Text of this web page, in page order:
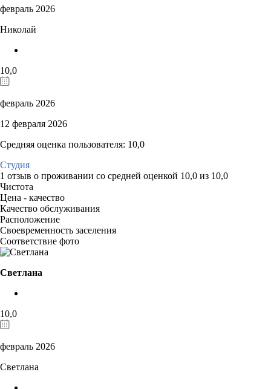
февраль 2026
Николай
10,0
февраль 2026
12 февраля 2026
Средняя оценка пользователя: 10,0
Студия
1 отзыв о проживании со средней оценкой 10,0 из 10,0
Чистота
Цена - качество
Качество обслуживания
Расположение
Своевременность заселения
Соответствие фото
Светлана
10,0
февраль 2026
Светлана